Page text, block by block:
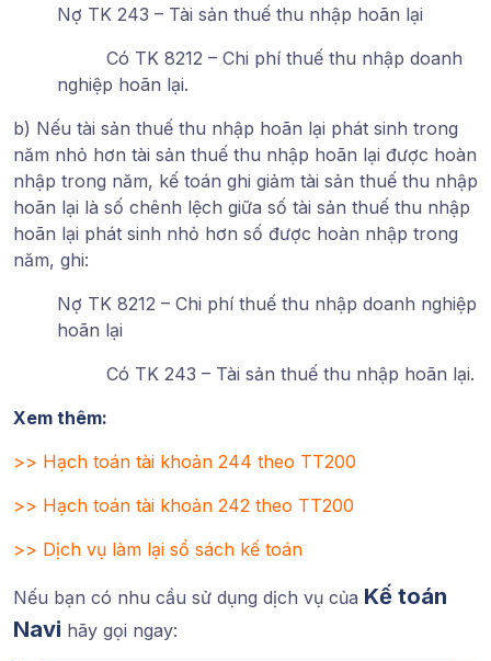
Nợ TK 243 – Tài sản thuế thu nhập hoãn lại
Có TK 8212 – Chi phí thuế thu nhập doanh
nghiệp hoãn lại.
b) Nếu tài sản thuế thu nhập hoãn lại phát sinh trong
năm nhỏ hơn tài sản thuế thu nhập hoãn lại được hoàn
nhập trong năm, kế toán ghi giảm tài sản thuế thu nhập
hoãn lại là số chênh lệch giữa số tài sản thuế thu nhập
hoãn lại phát sinh nhỏ hơn số được hoàn nhập trong
năm, ghi:
Nợ TK 8212 – Chi phí thuế thu nhập doanh nghiệp
hoãn lại
Có TK 243 – Tài sản thuế thu nhập hoãn lại.
Xem thêm:
>> Hạch toán tài khoản 244 theo TT200
>> Hạch toán tài khoản 242 theo TT200
>> Dịch vụ làm lại sổ sách kế toán
Nếu bạn có nhu cầu sử dụng dịch vụ của Kế toán
Navi hãy gọi ngay: